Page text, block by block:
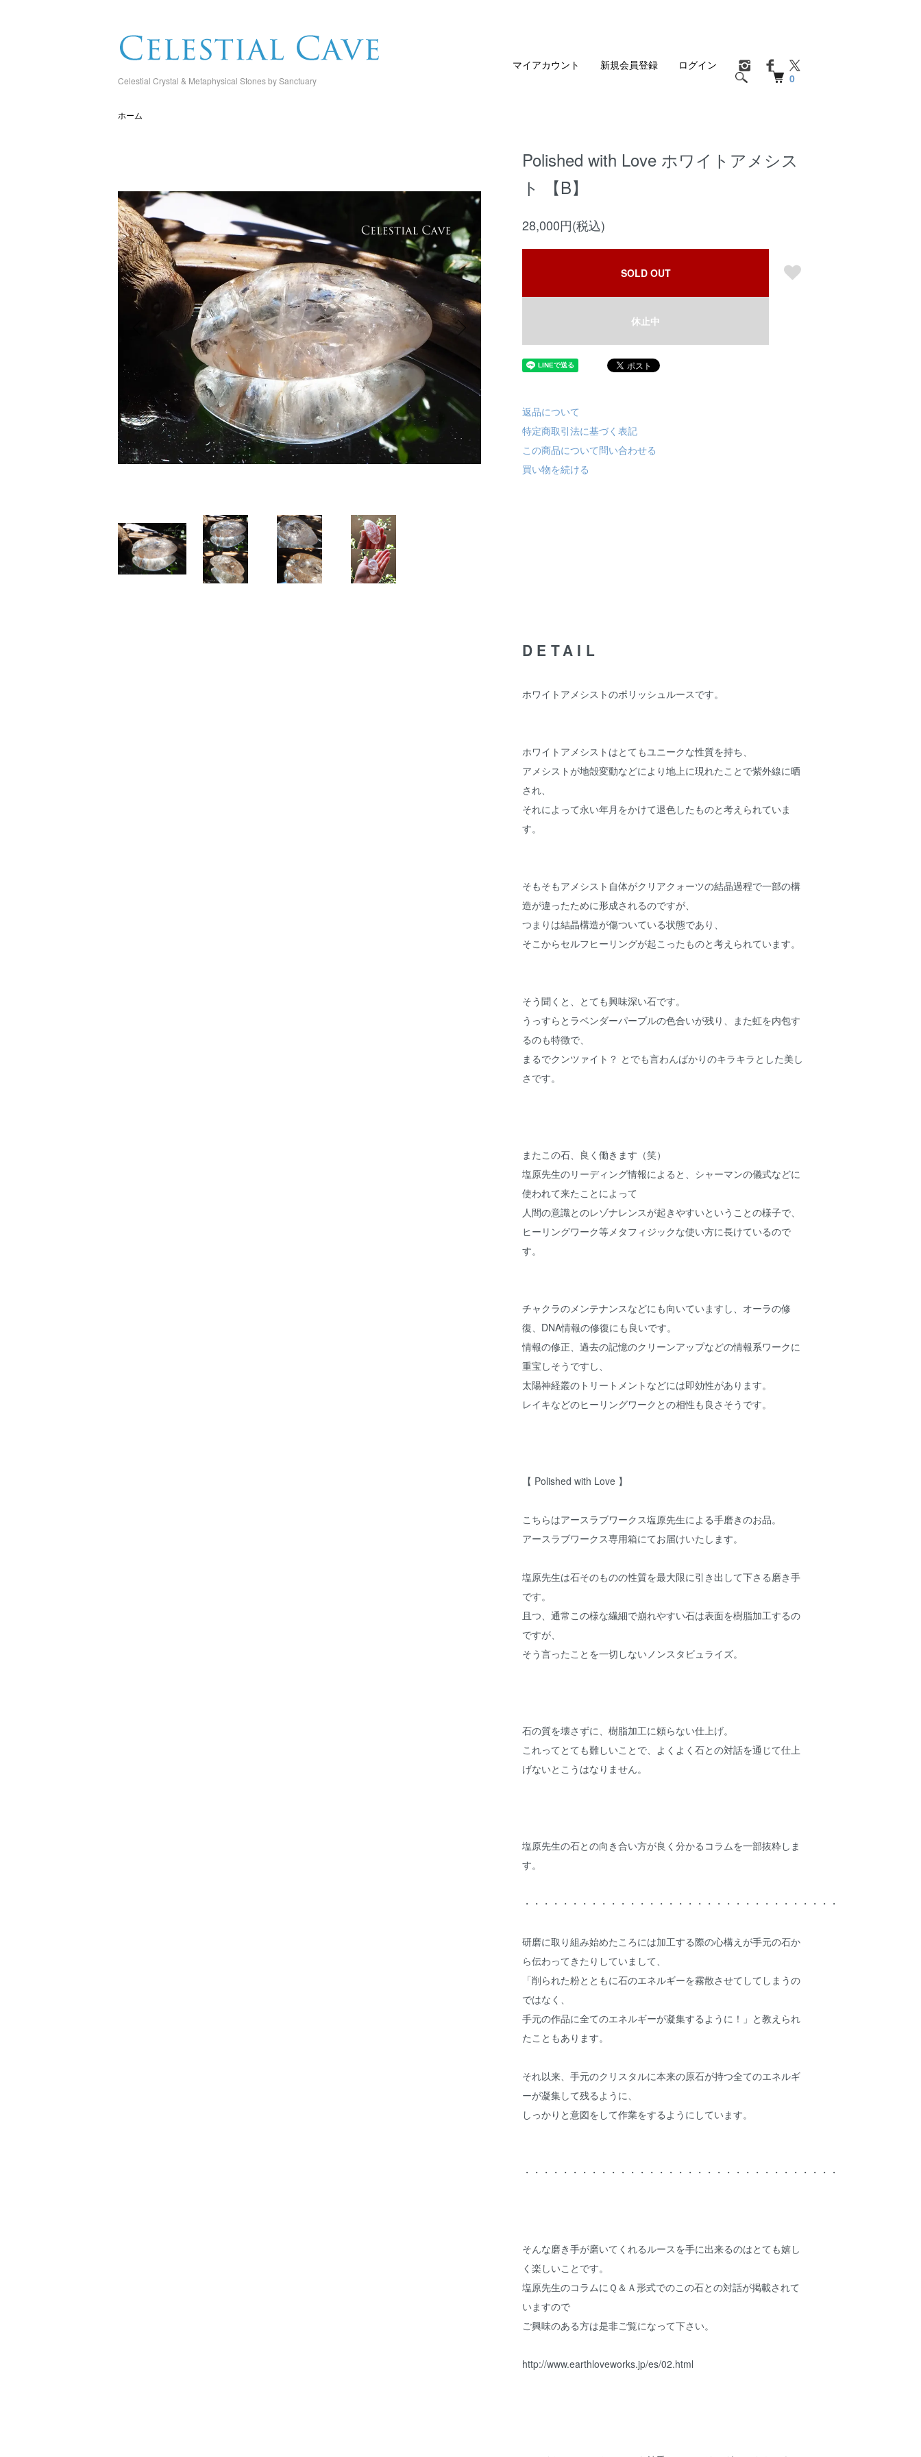
Celestial Crystal & Metaphysical Stones by Sanctuary 0
マイアカウント 新規会員登録 ログイン
ホーム
Polished with Love ホワイトアメシス
ト 【B】
28,000円(税込)
SOLD OUT
休止中
返品について
特定商取引法に基づく表記
この商品について問い合わせる
買い物を続ける
DETAIL
ホワイトアメシストのポリッシュルースです。
ホワイトアメシストはとてもユニークな性質を持ち、
アメシストが地殻変動などにより地上に現れたことで紫外線に晒
され、
それによって永い年月をかけて退色したものと考えられていま
す。
そもそもアメシスト自体がクリアクォーツの結晶過程で一部の構
造が違ったために形成されるのですが、
つまりは結晶構造が傷ついている状態であり、
そこからセルフヒーリングが起こったものと考えられています。
そう聞くと、とても興味深い石です。
うっすらとラベンダーパープルの色合いが残り、また虹を内包す
るのも特徴で、
まるでクンツァイト？ とでも言わんばかりのキラキラとした美し
さです。
またこの石、良く働きます（笑）
塩原先生のリーディング情報によると、シャーマンの儀式などに
使われて来たことによって
人間の意識とのレゾナレンスが起きやすいということの様子で、
ヒーリングワーク等メタフィジックな使い方に長けているので
す。
チャクラのメンテナンスなどにも向いていますし、オーラの修
復、DNA情報の修復にも良いです。
情報の修正、過去の記憶のクリーンアップなどの情報系ワークに
重宝しそうですし、
太陽神経叢のトリートメントなどには即効性があります。
レイキなどのヒーリングワークとの相性も良さそうです。
【 Polished with Love 】
こちらはアースラブワークス塩原先生による手磨きのお品。
アースラブワークス専用箱にてお届けいたします。
塩原先生は石そのものの性質を最大限に引き出して下さる磨き手
です。
且つ、通常この様な繊細で崩れやすい石は表面を樹脂加工するの
ですが、
そう言ったことを一切しないノンスタビュライズ。
石の質を壊さずに、樹脂加工に頼らない仕上げ。
これってとても難しいことで、よくよく石との対話を通じて仕上
げないとこうはなりません。
塩原先生の石との向き合い方が良く分かるコラムを一部抜粋しま
す。
・・・・・・・・・・・・・・・・・・・・・・・・・・・・・・・・・
研磨に取り組み始めたころには加工する際の心構えが手元の石か
ら伝わってきたりしていまして、
「削られた粉とともに石のエネルギーを霧散させてしてしまうの
ではなく、
手元の作品に全てのエネルギーが凝集するように！」と教えられ
たこともあります。
それ以来、手元のクリスタルに本来の原石が持つ全てのエネルギ
ーが凝集して残るように、
しっかりと意図をして作業をするようにしています。
・・・・・・・・・・・・・・・・・・・・・・・・・・・・・・・・・
そんな磨き手が磨いてくれるルースを手に出来るのはとても嬉し
く楽しいことです。
塩原先生のコラムにＱ＆Ａ形式でのこの石との対話が掲載されて
いますので
ご興味のある方は是非ご覧になって下さい。
http://www.earthloveworks.jp/es/02.html